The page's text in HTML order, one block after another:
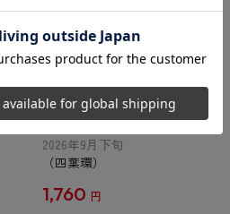
『アイドリッシュセブン』アク
リルスタンド 週刊ファミ通
Collection 四葉環
予約受付中
2026年9月下旬
（四葉環）
1,760 円